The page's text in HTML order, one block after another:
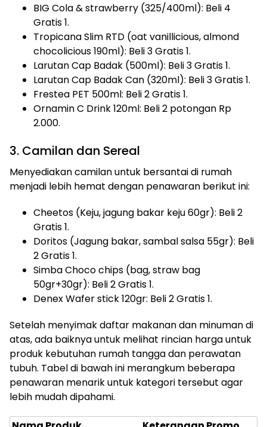
BIG Cola & strawberry (325/400ml): Beli 4
Gratis 1.
Tropicana Slim RTD (oat vanillicious, almond
chocolicious 190ml): Beli 3 Gratis 1.
Larutan Cap Badak (500ml): Beli 3 Gratis 1.
Larutan Cap Badak Can (320ml): Beli 3 Gratis 1.
Frestea PET 500ml: Beli 2 Gratis 1.
Ornamin C Drink 120ml: Beli 2 potongan Rp
2.000.
3. Camilan dan Sereal
Menyediakan camilan untuk bersantai di rumah
menjadi lebih hemat dengan penawaran berikut ini:
Cheetos (Keju, jagung bakar keju 60gr): Beli 2
Gratis 1.
Doritos (Jagung bakar, sambal salsa 55gr): Beli
2 Gratis 1.
Simba Choco chips (bag, straw bag
50gr+30gr): Beli 2 Gratis 1.
Denex Wafer stick 120gr: Beli 2 Gratis 1.
Setelah menyimak daftar makanan dan minuman di
atas, ada baiknya untuk melihat rincian harga untuk
produk kebutuhan rumah tangga dan perawatan
tubuh. Tabel di bawah ini merangkum beberapa
penawaran menarik untuk kategori tersebut agar
lebih mudah dipahami.